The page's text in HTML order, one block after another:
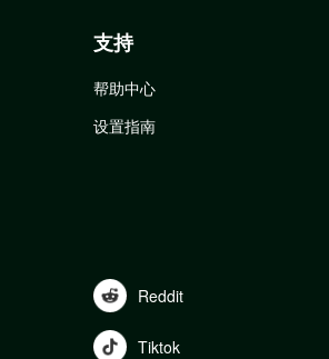
支持
帮助中心
设置指南
Reddit
Tiktok